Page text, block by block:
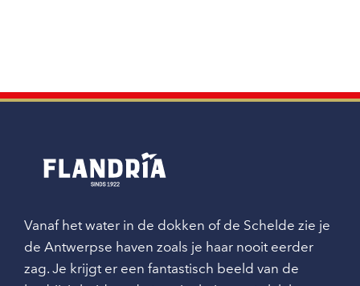
Vanaf het water in de dokken of de Schelde zie je
de Antwerpse haven zoals je haar nooit eerder
zag. Je krijgt er een fantastisch beeld van de